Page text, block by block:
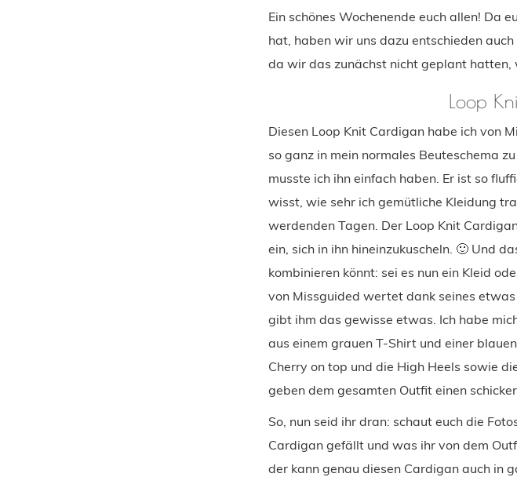
Ein schönes Wochenende euch allen! Da
hat, haben wir uns dazu entschieden
da wir das zunächst nicht geplant
Loop
Diesen Loop Knit Cardigan habe ich von
so ganz in mein normales Beuteschema
musste ich ihn einfach haben. Er ist so
wisst, wie sehr ich gemütliche Kleidung
werdenden Tagen. Der Loop Knit
ein, sich in ihn hineinzukuscheln. 🙂 Und
kombinieren könnt: sei es nun ein Kleid
von Missguided wertet dank seines
gibt ihm das gewisse etwas. Ich habe
aus einem grauen T-Shirt und einer
Cherry on top und die High Heels sowie
geben dem gesamten Outfit einen
So, nun seid ihr dran: schaut euch die
Cardigan gefällt und was ihr von dem
der kann genau diesen Cardigan auch in